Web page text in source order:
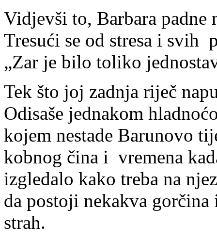
Vidjevši to, Barbara padne
Tresući se od stresa i svih
„Zar je bilo toliko
Tek što joj zadnja riječ
Odisaše jednakom
kojem nestade Barunovo
kobnog čina i vremena
izgledalo kako treba na
da postoji nekakva
strah.